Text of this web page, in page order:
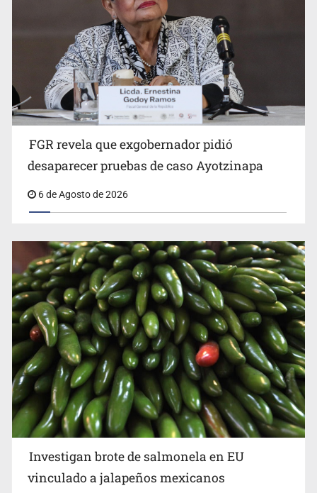
Kershenobich descarta brote de ciclosporiasis en
FGR revela que exgobernador pidió
desaparecer pruebas de caso Ayotzinapa
6 de Agosto de 2026
Investigan brote de salmonela en EU
vinculado a jalapeños mexicanos